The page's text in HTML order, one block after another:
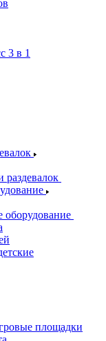
3 в 1
раздевалок
оборудование
площадки